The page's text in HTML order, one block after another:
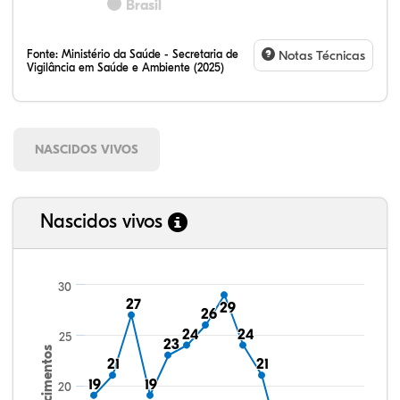
Brasil
Fonte: Ministério da Saúde - Secretaria de
Vigilância em Saúde e Ambiente (2025)
Notas Técnicas
NASCIDOS VIVOS
Nascidos vivos
19
19
21
21
27
27
19
19
23
23
24
24
26
2629
29
24
24
21
21
20
25
30